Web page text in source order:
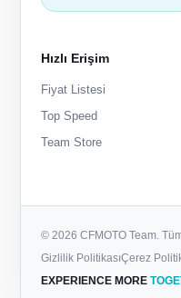
Hızlı Erişim
Fiyat Listesi
Top Speed
Team Store
© 2026 CFMOTO Team.
Gizlilik PolitikasıÇerez
EXPERIENCE MORE